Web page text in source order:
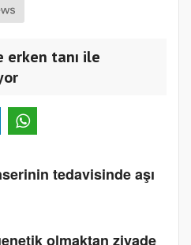
erken tanı ile
tedavisinde aşı
olmaktan ziyade